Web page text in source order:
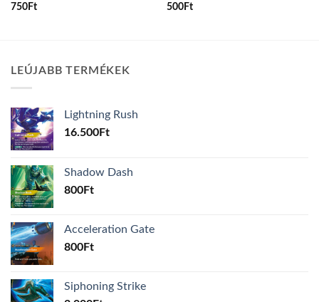
750Ft
500Ft
LEÚJABB TERMÉKEK
Lightning Rush
16.500Ft
Shadow Dash
800Ft
Acceleration Gate
800Ft
Siphoning Strike